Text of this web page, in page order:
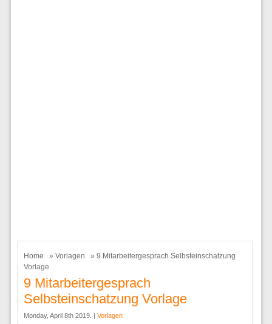
Home » Vorlagen
» 9 Mitarbeitergesprach Selbsteinschatzung
Vorlage
9 Mitarbeitergesprach
Selbsteinschatzung Vorlage
Monday, April 8th 2019. | Vorlagen